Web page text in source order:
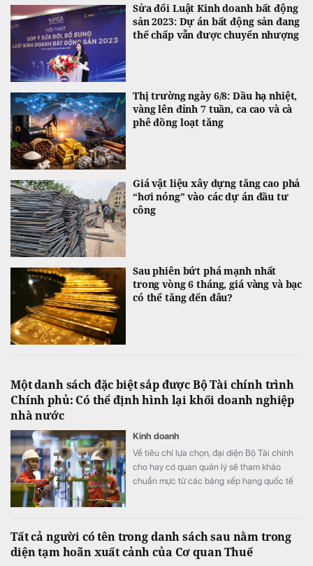
Sửa đổi Luật Kinh doanh bất động
sản 2023: Dự án bất động sản đang
thế chấp vẫn được chuyển nhượng
Thị trường ngày 6/8: Dầu hạ nhiệt,
vàng lên đỉnh 7 tuần, ca cao và cà
phê đồng loạt tăng
Giá vật liệu xây dựng tăng cao phả
“hơi nóng” vào các dự án đầu tư
công
Sau phiên bứt phá mạnh nhất
trong vòng 6 tháng, giá vàng và bạc
có thể tăng đến đâu?
Một danh sách đặc biệt sắp được Bộ Tài chính trình
Chính phủ: Có thể định hình lại khối doanh nghiệp
nhà nước
Kinh doanh
Về tiêu chí lựa chọn, đại diện Bộ Tài chính
cho hay cơ quan quản lý sẽ tham khảo
chuẩn mực từ các bảng xếp hạng quốc tế
tiêu tài chính quan trọng khác.
Tất cả người có tên trong danh sách sau nằm trong
diện tạm hoãn xuất cảnh của Cơ quan Thuế